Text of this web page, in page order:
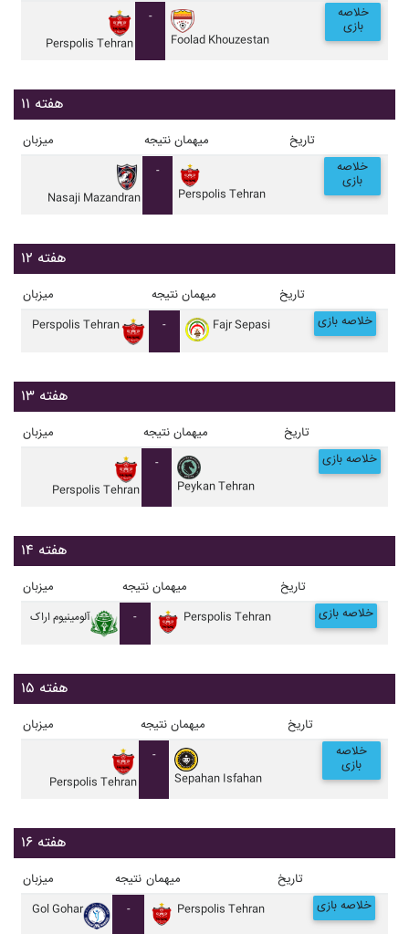
Perspolis Tehran
-
Foolad Khouzestan
خلاصه
بازی
هفته ۱۱
میزبان نتیجه میهمان تاریخ
Nasaji Mazandran
-
Perspolis Tehran
خلاصه
بازی
هفته ۱۲
میزبان نتیجه میهمان تاریخ
Perspolis Tehran - Fajr Sepasi خلاصه بازی
هفته ۱۳
میزبان نتیجه میهمان تاریخ
Perspolis Tehran
-
Peykan Tehran
خلاصه بازی
هفته ۱۴
میزبان نتیجه میهمان تاریخ
آلومينيوم اراک - Perspolis Tehran خلاصه بازی
هفته ۱۵
میزبان نتیجه میهمان تاریخ
Perspolis Tehran
-
Sepahan Isfahan
خلاصه
بازی
هفته ۱۶
میزبان نتیجه میهمان تاریخ
Gol Gohar - Perspolis Tehran خلاصه بازی